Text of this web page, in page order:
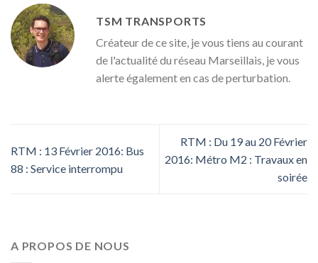
TSM TRANSPORTS
Créateur de ce site, je vous tiens au courant
de l'actualité du réseau Marseillais, je vous
alerte également en cas de perturbation.
RTM : 13 Février 2016: Bus
88 : Service interrompu
RTM : Du 19 au 20 Février
2016: Métro M2 : Travaux en
soirée
A PROPOS DE NOUS